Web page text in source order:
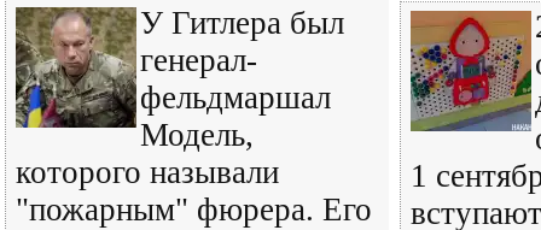
У Гитлера был
генерал-
фельдмаршал
Модель,
которого называли
"пожарным" фюрера. Его
1